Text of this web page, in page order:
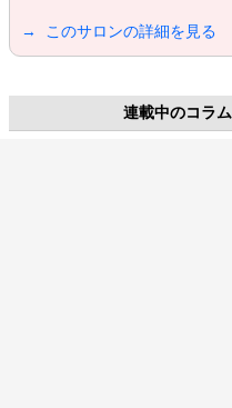
→ このサロンの詳細を見る
連載中のコラム